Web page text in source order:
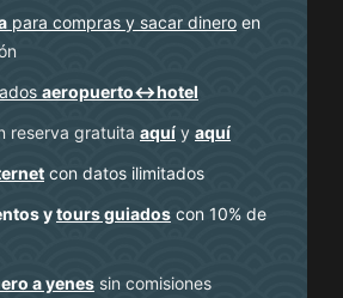
para compras y sacar dinero en
aeropuerto↔hotel
reserva gratuita aquí y aquí
con datos ilimitados
ytours guiados con 10% de
a yenes sin comisiones